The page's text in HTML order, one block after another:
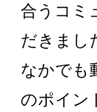
合うコミ
だきまし
なかでも
のポイン